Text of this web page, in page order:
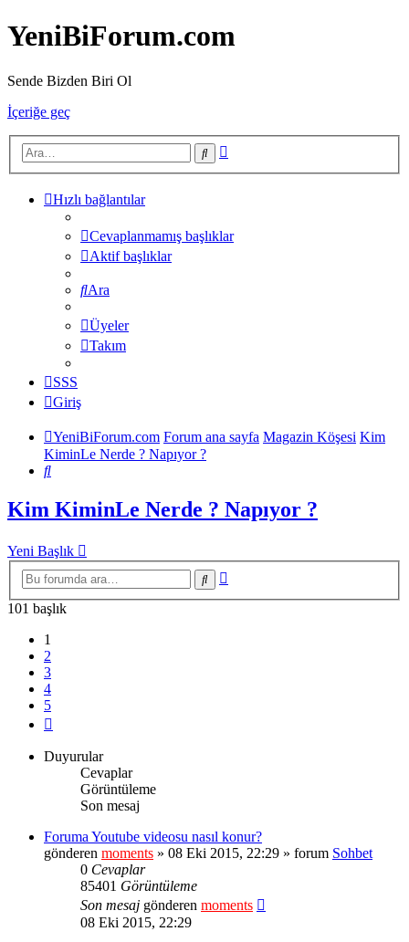
YeniBiForum.com
Sende Bizden Biri Ol
İçeriğe geç
Ara
Hızlı bağlantılar
Cevaplanmamış başlıklar
Aktif başlıklar
Ara
Üyeler
Takım
SSS
Giriş
YeniBiForum.com Forum ana sayfa Magazin Köşesi Kim
KiminLe Nerde ? Napıyor ?
Ara
Kim KiminLe Nerde ? Napıyor ?
Yeni Başlık
Ara
101 başlık
1
2
3
4
5
Duyurular
Cevaplar
Görüntüleme
Son mesaj
Foruma Youtube videosu nasıl konur?
gönderen moments » 08 Eki 2015, 22:29 » forum Sohbet
0 Cevaplar
85401 Görüntüleme
Son mesaj gönderen moments
08 Eki 2015, 22:29